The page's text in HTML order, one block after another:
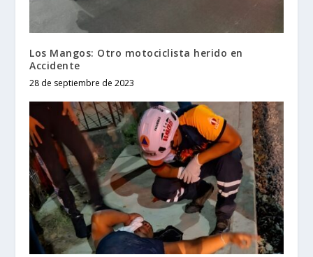
Los Mangos: Otro motociclista herido en
Accidente
28 de septiembre de 2023